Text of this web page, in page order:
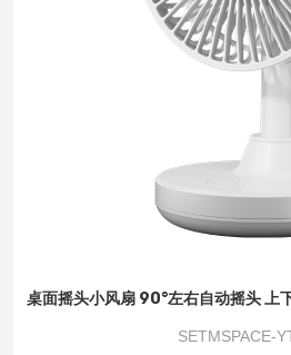
桌面摇头小风扇 90°左右自动摇头 上
SETMSPACE-